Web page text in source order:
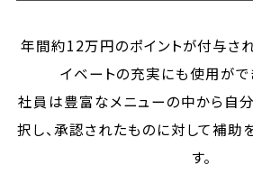
年間約12万円のポイントが付与さ
イベートの充実にも使用がで
社員は豊富なメニューの中から自
択し、承認されたものに対して補助
す。